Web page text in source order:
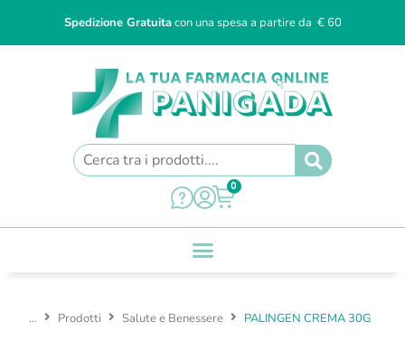
Spedizione Gratuitacon una spesa a partire da € 60
0
... Prodotti Salute e Benessere PALINGEN CREMA 30G